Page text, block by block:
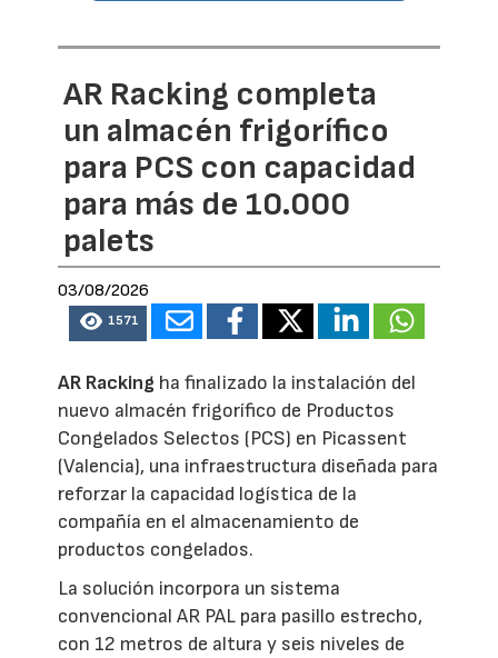
AR Racking completa
un almacén frigorífico
para PCS con capacidad
para más de 10.000
palets
03/08/2026
1571
AR Racking ha finalizado la instalación del
nuevo almacén frigorífico de Productos
Congelados Selectos (PCS) en Picassent
(Valencia), una infraestructura diseñada para
reforzar la capacidad logística de la
compañía en el almacenamiento de
productos congelados.
La solución incorpora un sistema
convencional AR PAL para pasillo estrecho,
con 12 metros de altura y seis niveles de